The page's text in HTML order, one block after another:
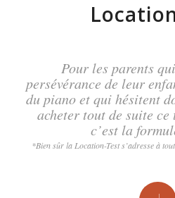
Pour les parents
persévérance de leur
du piano et qui hésitent
acheter tout de suite ce
c’est la
*Bien sûr la Location-Test s’adresse à